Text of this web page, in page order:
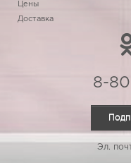
Цены
Доставка
8-
Эл.